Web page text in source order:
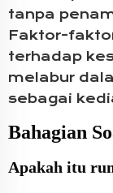
tanpa
Faktor-
terhadap
melabur
sebagai
Bahagian
Apakah itu